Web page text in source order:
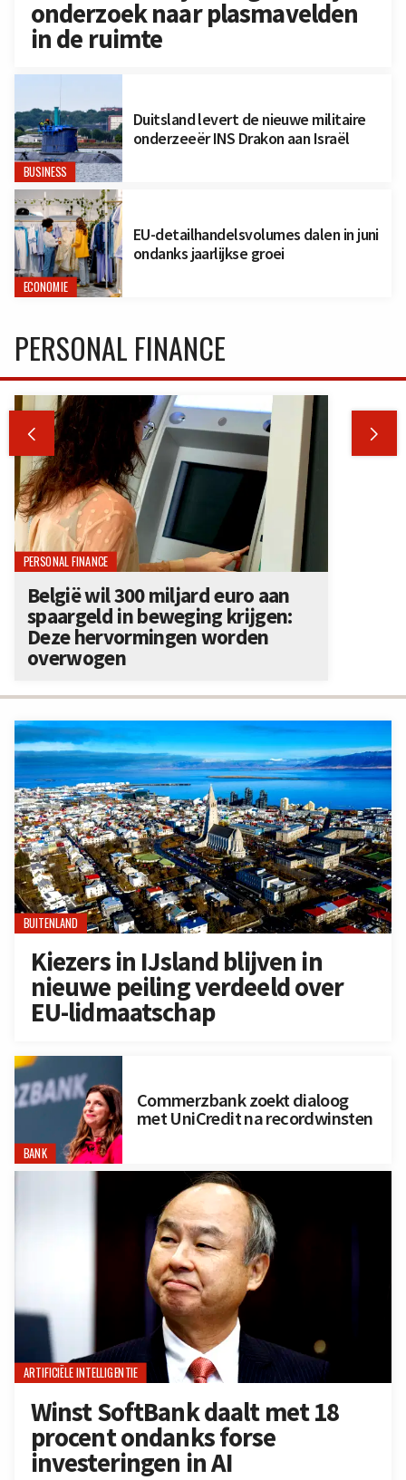
onderzoek naar plasmavelden
in de ruimte
BUSINESS
Duitsland levert de nieuwe militaire
onderzeeër INS Drakon aan Israël
ECONOMIE
EU-detailhandelsvolumes dalen in juni
ondanks jaarlijkse groei
BUITENLAND
Kiezers in IJsland blijven in
nieuwe peiling verdeeld over
EU-lidmaatschap
BANK
Commerzbank zoekt dialoog
met UniCredit na recordwinsten
ARTIFICIËLE INTELLIGENTIE
Winst SoftBank daalt met 18
procent ondanks forse
investeringen in AI
PERSONAL FINANCE
 
PERSONAL FINANCE
België wil 300 miljard euro aan
spaargeld in beweging krijgen:
Deze hervormingen worden
overwogen